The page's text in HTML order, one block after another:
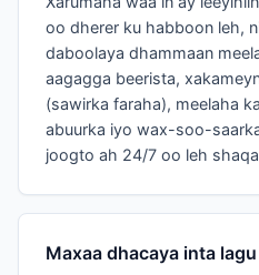
oo dherer ku habboon leh,
daboolaya dhammaan
aagagga beerista,
(sawirka faraha), meelaha
abuurka iyo wax-soo-
joogto ah 24/7 oo leh
Maxaa dhacaya inta